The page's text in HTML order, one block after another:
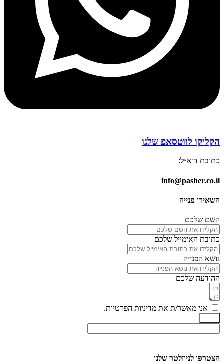
הקליקו לווטסאפ שלנו
כתובת דוא״ל:
info@pasher.co.il
השאירו פנייה
השם שלכם
כתובת האימייל שלכם
נושא הפנייה
ההודעה שלכם
אני מאשר/ת את מדיניות הפרטיות.
הצטרפו לניוזלטר שלנו